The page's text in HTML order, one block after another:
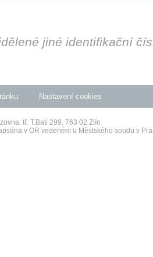
jiné identifikační
Nastavení cookies
tř. T.Bati 299, 763 02 Zlín
v OR vedeném u Městského soudu v